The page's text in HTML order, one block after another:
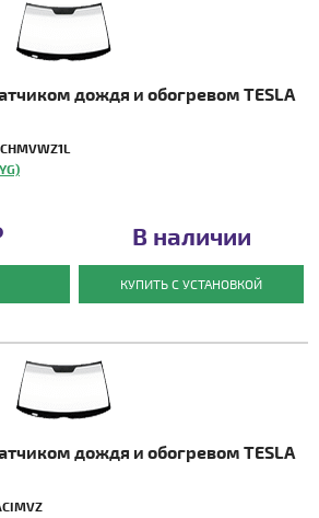
дождя и обогревом TESLA
В наличии
КУПИТЬ С УСТАНОВКОЙ
дождя и обогревом TESLA